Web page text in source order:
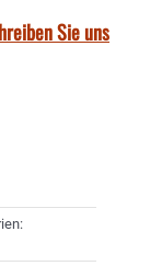
Sie uns